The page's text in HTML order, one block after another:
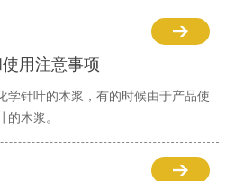
用注意事项
学针叶的木浆，有的时候由于产品使
的木浆。